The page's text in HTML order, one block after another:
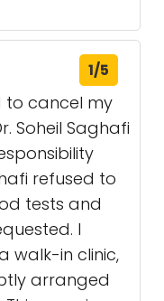
1/5
to cancel my
Soheil Saghafi
refused to
tests and
I
walk-in clinic,
arranged